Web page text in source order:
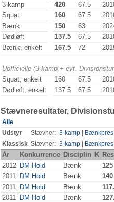
3-kamp
420 67.5
Squat
160 67.5
Bænk
150 63
Dødløft
137.5 67.5
Bænk, enkelt
167.5 72
Uofficielle (3-kamp + evt.
Squat, enkelt
160 67.5
Dødløft, enkelt
137.5 67.5
Stævneresultater,
Alle
Udstyr
Stævner: 3-kamp Bænkpres
Klassisk Stævner: 3-kamp Bænkpres
År Konkurrence Disciplin K
2012 DM Hold Bænk 125
2011 DM Hold Bænk 140
2011 DM Hold Bænk
2011 DM Hold Bænk